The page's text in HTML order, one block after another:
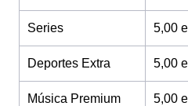
Series 5,00
Deportes Extra 5,00
Música Premium 5,00